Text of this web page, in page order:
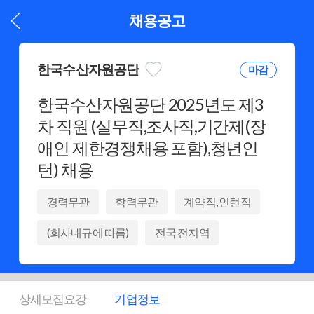
채용공고
한국수산자원공단 마감
한국수산자원공단 2025년도 제3
차 직원 (실무직,조사직,기간제(장
애인 제한경쟁채용 포함),청년인
턴) 채용
경력무관 학력무관 계약직, 인턴직
(회사내규에 따름) 전국 전지역
상세모집요강 기업정보